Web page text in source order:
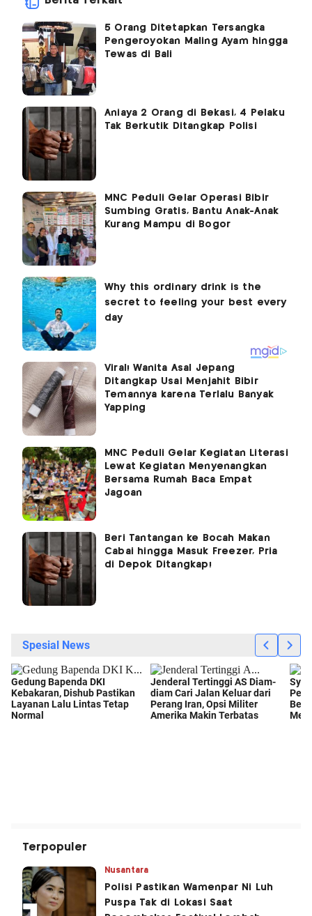
5 Orang Ditetapkan Tersangka
Pengeroyokan Maling Ayam hingga
Tewas di Bali
Aniaya 2 Orang di Bekasi, 4 Pelaku
Tak Berkutik Ditangkap Polisi
MNC Peduli Gelar Operasi Bibir
Sumbing Gratis, Bantu Anak-Anak
Kurang Mampu di Bogor
Viral! Wanita Asal Jepang
Ditangkap Usai Menjahit Bibir
Temannya karena Terlalu Banyak
Yapping
MNC Peduli Gelar Kegiatan Literasi
Lewat Kegiatan Menyenangkan
Bersama Rumah Baca Empat
Jagoan
Beri Tantangan ke Bocah Makan
Cabai hingga Masuk Freezer, Pria
di Depok Ditangkap!
Terpopuler
Nusantara
Polisi Pastikan Wamenpar Ni Luh
Puspa Tak di Lokasi Saat